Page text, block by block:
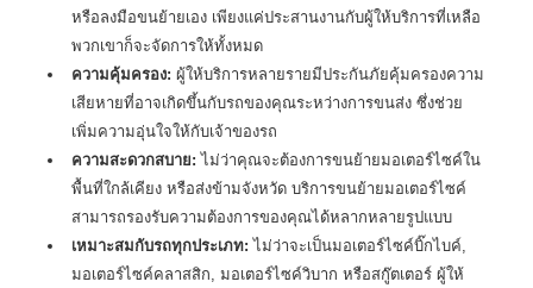
หรือลงมือขนย้ายเอง เพียงแค่ประสานงานกับผู้ให้บริการที่เหลือ
พวกเขาก็จะจัดการให้ทั้งหมด
ความคุ้มครอง: ผู้ให้บริการหลายรายมีประกันภัยคุ้มครองความ
เสียหายที่อาจเกิดขึ้นกับรถของคุณระหว่างการขนส่ง ซึ่งช่วย
เพิ่มความอุ่นใจให้กับเจ้าของรถ
ความสะดวกสบาย: ไม่ว่าคุณจะต้องการขนย้ายมอเตอร์ไซค์ใน
พื้นที่ใกล้เคียง หรือส่งข้ามจังหวัด บริการขนย้ายมอเตอร์ไซค์
สามารถรองรับความต้องการของคุณได้หลากหลายรูปแบบ
เหมาะสมกับรถทุกประเภท: ไม่ว่าจะเป็นมอเตอร์ไซค์บิ๊กไบค์,
มอเตอร์ไซค์คลาสสิก, มอเตอร์ไซค์วิบาก หรือสกู๊ตเตอร์ ผู้ให้